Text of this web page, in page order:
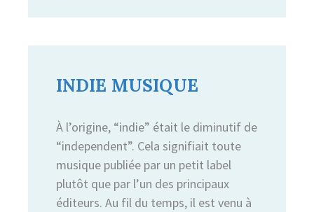
INDIE MUSIQUE
À l’origine, “indie” était le diminutif de
“independent”. Cela signifiait toute
musique publiée par un petit label
plutôt que par l’un des principaux
éditeurs. Au fil du temps, il est venu à